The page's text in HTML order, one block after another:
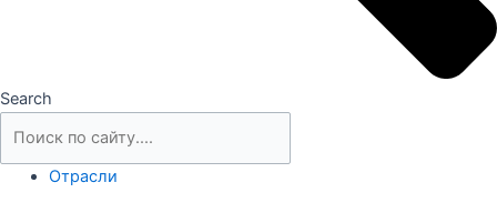
Search
Отрасли